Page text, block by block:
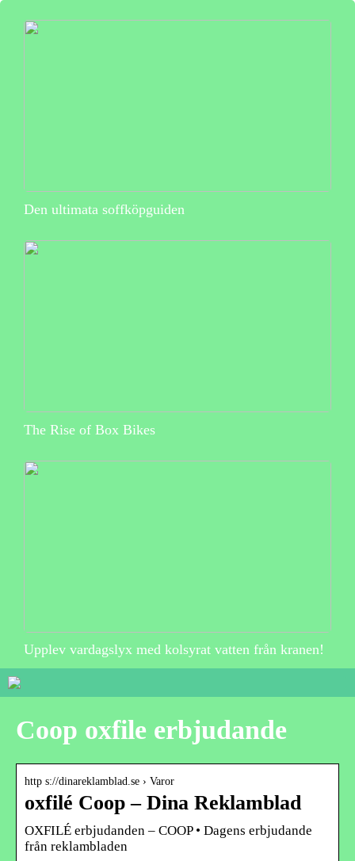
Den ultimata soffköpguiden
The Rise of Box Bikes
Upplev vardagslyx med kolsyrat vatten från kranen!
Coop oxfile erbjudande
http s://dinareklamblad.se › Varor
oxfilé Coop – Dina Reklamblad
OXFILÉ erbjudanden – COOP • Dagens erbjudande
från reklambladen